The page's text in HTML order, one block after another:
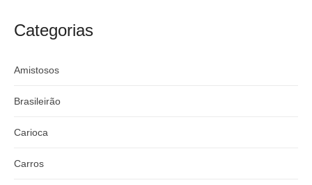
:argentino
Categorias
Amistosos
Brasileirão
Carioca
Carros